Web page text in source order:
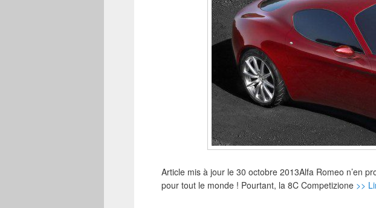
Article mis à jour le 30 octobre 2013Alfa Romeo n’en
pour tout le monde ! Pourtant, la 8C Competizione >>